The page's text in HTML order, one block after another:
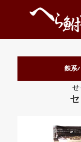
麩系
せ